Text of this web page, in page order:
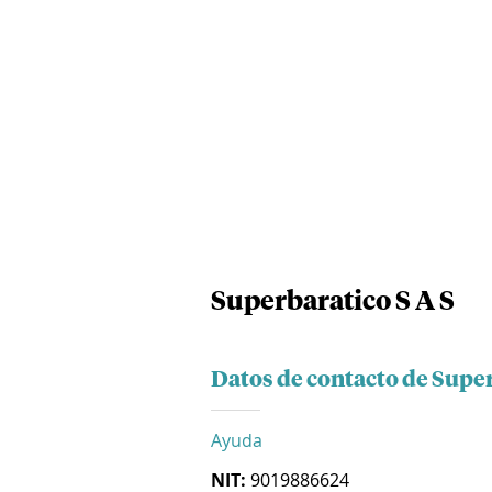
Superbaratico S A S
Datos de contacto de
Ayuda
NIT: 9019886624